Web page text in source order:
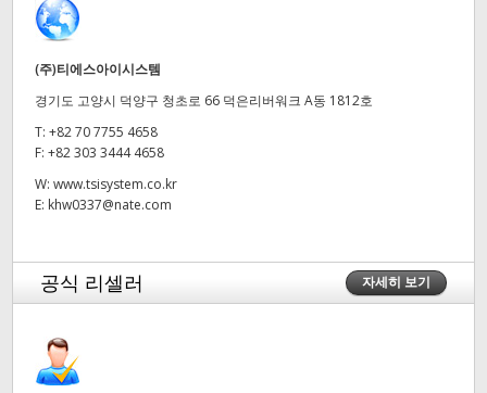
(주)티에스아이시스템
경기도 고양시 덕양구 청초로 66 덕은리버워크 A동 1812호
T: +82 70 7755 4658
F: +82 303 3444 4658
W: www.tsisystem.co.kr
E: khw0337@nate.com
공식 리셀러 자세히 보기